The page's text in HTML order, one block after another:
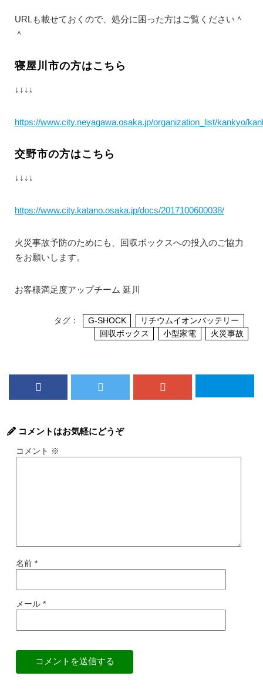
URLも載せておくので、処分に困った方はご覧ください＾
＾
寝屋川市の方はこちら
↓↓↓↓
https://www.city.neyagawa.osaka.jp/organization_list/kankyo/
交野市の方はこちら
↓↓↓↓
https://www.city.katano.osaka.jp/docs/2017100600038/
火災事故予防のためにも、回収ボックスへの投入のご協力
をお願いします。
お客様満足度アップチーム 延川
タグ： G-SHOCK
リチウムイオンバッテリー
回収ボックス
小型家電 火災事故
コメントはお気軽にどうぞ
コメント ※
名前 *
メール *
コメントを送信する